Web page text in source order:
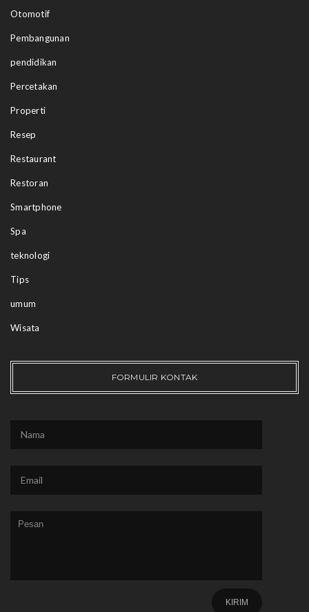
Otomotif
Pembangunan
pendidikan
Percetakan
Properti
Resep
Restaurant
Restoran
Smartphone
Spa
teknologi
Tips
umum
Wisata
FORMULIR KONTAK